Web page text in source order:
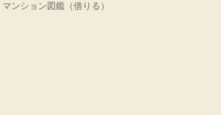
マンション図鑑（借りる）